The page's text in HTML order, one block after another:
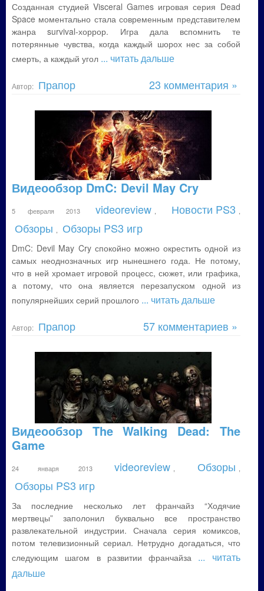
Созданная студией Visceral Games игровая серия Dead
Space моментально стала современным представителем
жанра survival-хоррор. Игра дала вспомнить те
потерянные чувства, когда каждый шорох нес за собой
смерть, а каждый угол ... читать дальше
Автор: Прапор 23 комментария »
Видеообзор DmC: Devil May Cry
5 февраля 2013 videoreview Новости PS3
Обзоры Обзоры PS3 игр
DmC: Devil May Cry спокойно можно окрестить одной из
самых неоднозначных игр нынешнего года. Не потому,
что в ней хромает игровой процесс, сюжет, или графика,
а потому, что она является перезапуском одной из
популярнейших серий прошлого ... читать дальше
Автор: Прапор 57 комментариев »
Видеообзор The Walking Dead: The
Game
24 января 2013 videoreview Обзоры
Обзоры PS3 игр
За последние несколько лет франчайз “Ходячие
мертвецы” заполонил буквально все пространство
развлекательной индустрии. Сначала серия комиксов,
потом телевизионный сериал. Нетрудно догадаться, что
следующим шагом в развитии франчайза ... читать
дальше